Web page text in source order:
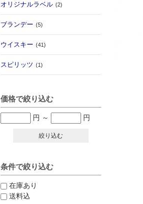
オリジナルラベル (2)
ブランデー (5)
ウイスキー (41)
スピリッツ (1)
価格で絞り込む
円 ～ 円
絞り込む
条件で絞り込む
在庫あり
送料込